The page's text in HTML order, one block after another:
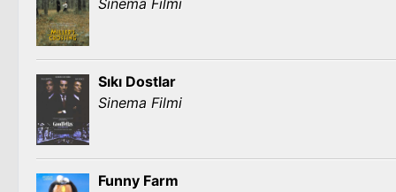
Sinema Filmi
Sıkı Dostlar
Sinema Filmi
Funny Farm